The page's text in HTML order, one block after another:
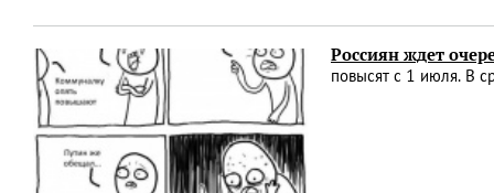
Россиян ждет
повысят с 1 июля. В